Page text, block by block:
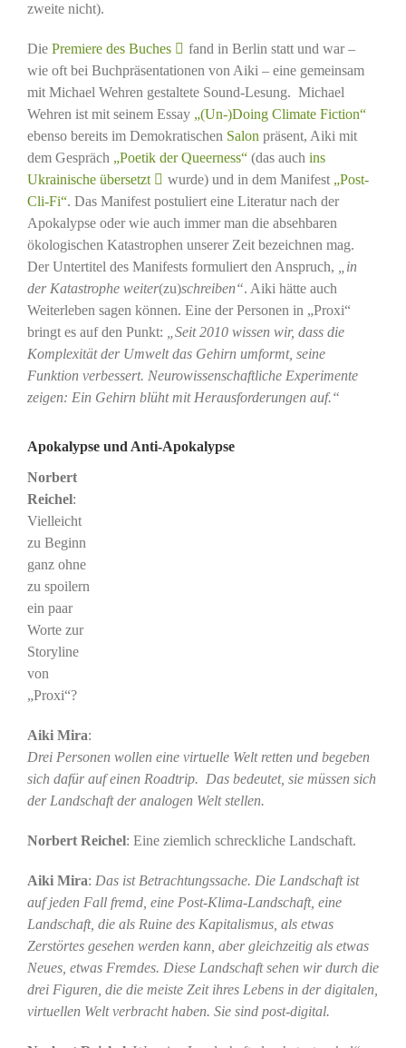
zweite nicht).
Die Premiere des Buches
fand in Berlin statt und war –
wie oft bei Buchpräsentationen von Aiki – eine gemeinsam
mit Michael Wehren gestaltete Sound-Lesung. Michael
Wehren ist mit seinem Essay „(Un-)Doing Climate Fiction“
ebenso bereits im Demokratischen Salon präsent, Aiki mit
dem Gespräch „Poetik der Queerness“(das auch ins
Ukrainische übersetzt
wurde) und in dem Manifest „Post-
Cli-Fi“. Das Manifest postuliert eine Literatur nach der
Apokalypse oder wie auch immer man die absehbaren
ökologischen Katastrophen unserer Zeit bezeichnen mag.
Der Untertitel des Manifests formuliert den Anspruch,
„in
der Katastrophe weiter(zu)schreiben“. Aiki hätte auch
Weiterleben sagen können. Eine der Personen in „Proxi“
bringt es auf den Punkt:
„Seit 2010 wissen wir, dass die
Komplexität der Umwelt das Gehirn umformt, seine
Funktion verbessert. Neurowissenschaftliche Experimente
zeigen: Ein Gehirn blüht mit Herausforderungen auf.“
Apokalypse und Anti-Apokalypse
Norbert
Reichel:
Vielleicht
zu Beginn
ganz ohne
zu spoilern
ein paar
Worte zur
Storyline
von
„Proxi“?
Aiki Mira:
Drei Personen wollen eine virtuelle Welt retten und begeben
sich dafür auf einen Roadtrip. Das bedeutet, sie müssen sich
der Landschaft der analogen Welt stellen.
Norbert Reichel: Eine ziemlich schreckliche Landschaft.
Aiki Mira: Das ist Betrachtungssache. Die Landschaft ist
auf jeden Fall fremd, eine Post-Klima-Landschaft, eine
Landschaft, die als Ruine des Kapitalismus, als etwas
Zerstörtes gesehen werden kann, aber gleichzeitig als etwas
Neues, etwas Fremdes. Diese Landschaft sehen wir durch die
drei Figuren, die die meiste Zeit ihres Lebens in der digitalen,
virtuellen Welt verbracht haben. Sie sind post-digital.